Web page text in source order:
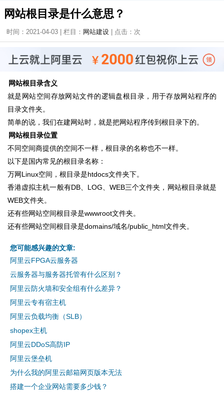
网站根目录是什么意思？
时间：2021-04-03 | 栏目： 网站建设 | 点击： 次
网站根目录含义
就是网站空间存放网站文件的逻辑盘根目录，用于存放网站程序的
目录文件夹。
简单的说，我们在建网站时，就是把网站程序传到根目录下的。
网站根目录位置
不同空间商提供的空间不一样，根目录的名称也不一样。
以下是国内常见的根目录名称：
万网Linux空间，根目录是htdocs文件夹下。
香港虚拟主机一般有DB、LOG、WEB三个文件夹，网站根目录就是
WEB文件夹。
还有些网站空间根目录是wwwroot文件夹。
还有些网站空间根目录是domains/域名/public_html文件夹。
您可能感兴趣的文章:
阿里云FPGA云服务器
云服务器与服务器托管有什么区别？
阿里云防火墙和安全组有什么差异？
阿里云专有宿主机
阿里云负载均衡（SLB）
shopex主机
阿里云DDoS高防IP
阿里云堡垒机
为什么我的阿里云邮箱网页版本无法
搭建一个企业网站需要多少钱？